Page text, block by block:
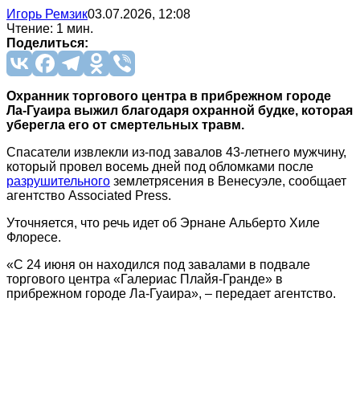
Игорь Ремзик03.07.2026, 12:08
Чтение: 1 мин.
Поделиться:
Охранник торгового центра в прибрежном городе
Ла-Гуаира выжил благодаря охранной будке, которая
уберегла его от смертельных травм.
Спасатели извлекли из-под завалов 43-летнего мужчину,
который провел восемь дней под обломками после
разрушительного землетрясения в Венесуэле, сообщает
агентство Associated Press.
Уточняется, что речь идет об Эрнане Альберто Хиле
Флоресе.
«С 24 июня он находился под завалами в подвале
торгового центра «Галериас Плайя-Гранде» в
прибрежном городе Ла-Гуаира», – передает агентство.